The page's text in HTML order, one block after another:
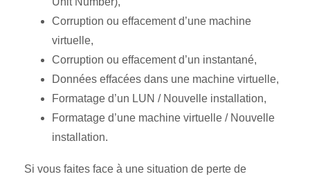
Corruption ou effacement d’une machine
virtuelle,
Corruption ou effacement d’un instantané,
Données effacées dans une machine virtuelle,
Formatage d’un LUN / Nouvelle installation,
Formatage d’une machine virtuelle / Nouvelle
installation.
Si vous faites face à une situation de perte de